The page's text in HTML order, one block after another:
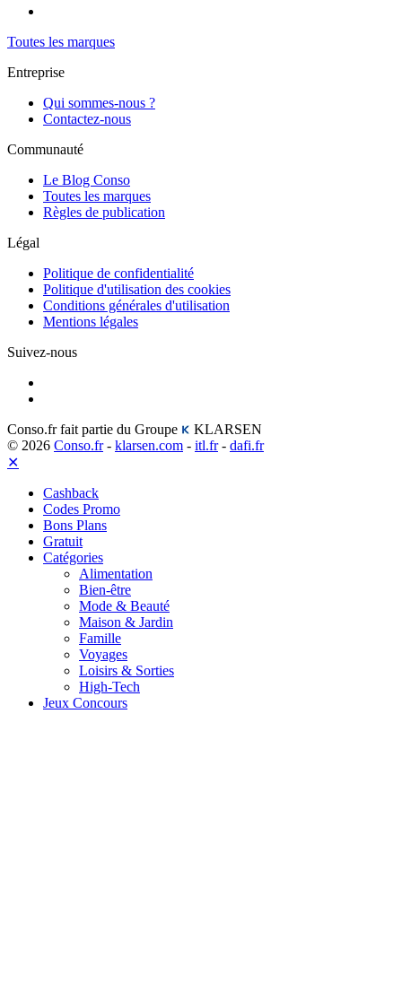
Toutes les marques
Entreprise
Qui sommes-nous ?
Contactez-nous
Communauté
Le Blog Conso
Toutes les marques
Règles de publication
Légal
Politique de confidentialité
Politique d'utilisation des cookies
Conditions générales d'utilisation
Mentions légales
Suivez-nous
Conso.fr fait partie du Groupe
KLARSEN
© 2026 Conso.fr- klarsen.com - itl.fr- dafi.fr
✕
Cashback
Codes Promo
Bons Plans
Gratuit
Catégories
Alimentation
Bien-être
Mode & Beauté
Maison & Jardin
Famille
Voyages
Loisirs & Sorties
High-Tech
Jeux Concours